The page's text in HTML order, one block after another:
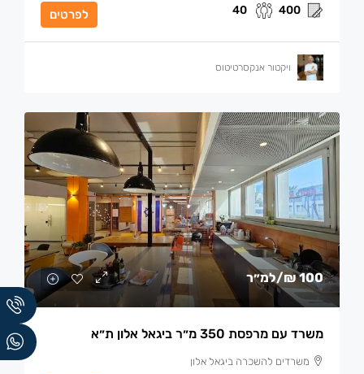
400
40 לפרטים
ויקטור אנקסרטיטוס
100 ₪ /למ״ר
משרד עם מרפסת 350 מ״ר ביגאל אלון ת״א
משרדים להשכרה ביגאל אלון